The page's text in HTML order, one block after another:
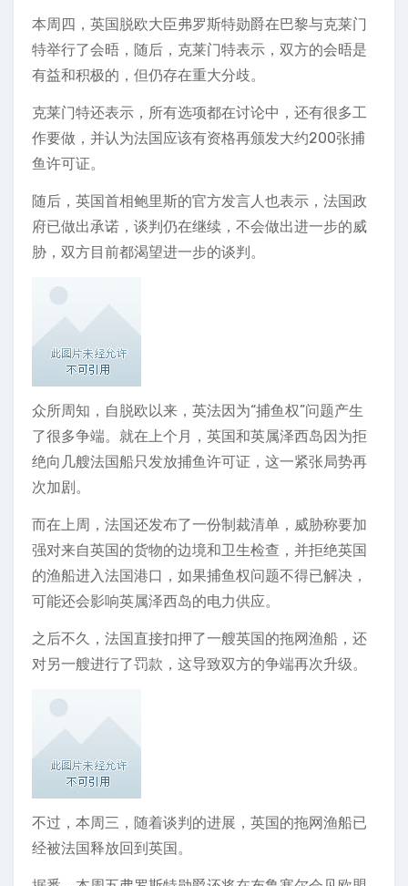
本周四，英国脱欧大臣弗罗斯特勋爵在巴黎与克莱门
特举行了会晤，随后，克莱门特表示，双方的会晤是
有益和积极的，但仍存在重大分歧。
克莱门特还表示，所有选项都在讨论中，还有很多工
作要做，并认为法国应该有资格再颁发大约200张捕
鱼许可证。
随后，英国首相鲍里斯的官方发言人也表示，法国政
府已做出承诺，谈判仍在继续，不会做出进一步的威
胁，双方目前都渴望进一步的谈判。
众所周知，自脱欧以来，英法因为“捕鱼权”问题产生
了很多争端。就在上个月，英国和英属泽西岛因为拒
绝向几艘法国船只发放捕鱼许可证，这一紧张局势再
次加剧。
而在上周，法国还发布了一份制裁清单，威胁称要加
强对来自英国的货物的边境和卫生检查，并拒绝英国
的渔船进入法国港口，如果捕鱼权问题不得已解决，
可能还会影响英属泽西岛的电力供应。
之后不久，法国直接扣押了一艘英国的拖网渔船，还
对另一艘进行了罚款，这导致双方的争端再次升级。
不过，本周三，随着谈判的进展，英国的拖网渔船已
经被法国释放回到英国。